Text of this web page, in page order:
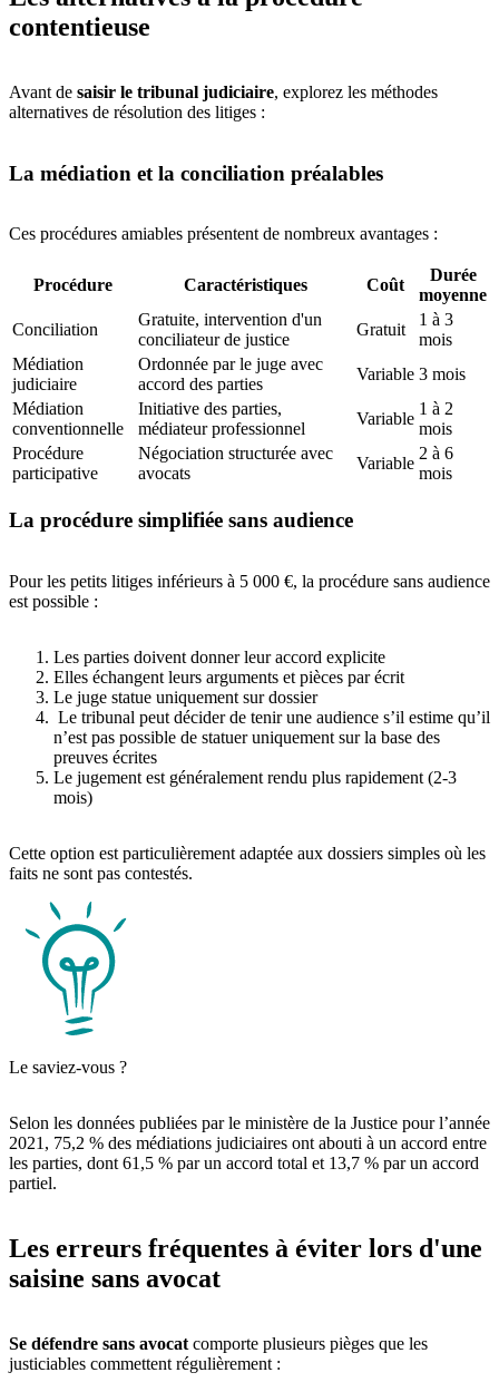
contentieuse
Avant de saisir le tribunal judiciaire, explorez les méthodes
alternatives de résolution des litiges :
La médiation et la conciliation préalables
Ces procédures amiables présentent de nombreux avantages :
Procédure Caractéristiques Coût
Durée
moyenne
Conciliation
Gratuite, intervention d'un
conciliateur de justice
Gratuit
1 à 3
mois
Médiation
judiciaire
Ordonnée par le juge avec
accord des parties
Variable 3 mois
Médiation
conventionnelle
Initiative des parties,
médiateur professionnel
Variable
1 à 2
mois
Procédure
participative
Négociation structurée avec
avocats
Variable
2 à 6
mois
La procédure simplifiée sans audience
Pour les petits litiges inférieurs à 5 000 €, la procédure sans audience
est possible :
Les parties doivent donner leur accord explicite
Elles échangent leurs arguments et pièces par écrit
Le juge statue uniquement sur dossier
Le tribunal peut décider de tenir une audience s’il estime qu’il
n’est pas possible de statuer uniquement sur la base des
preuves écrites
Le jugement est généralement rendu plus rapidement (2-3
mois)
Cette option est particulièrement adaptée aux dossiers simples où les
faits ne sont pas contestés.
Le saviez-vous ?
Selon les données publiées par le ministère de la Justice pour l’année
2021, 75,2 % des médiations judiciaires ont abouti à un accord entre
les parties, dont 61,5 % par un accord total et 13,7 % par un accord
partiel.
Les erreurs fréquentes à éviter lors d'une
saisine sans avocat
Se défendre sans avocat comporte plusieurs pièges que les
justiciables commettent régulièrement :